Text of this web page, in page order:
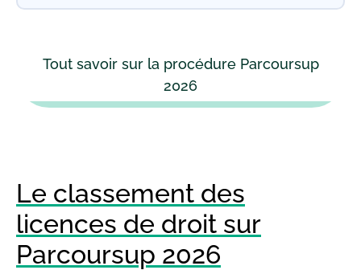
Tout savoir sur la procédure Parcoursup
2026
Le classement des
licences de droit sur
Parcoursup 2026